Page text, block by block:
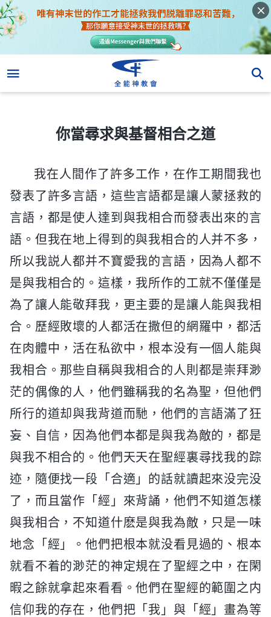
你當尋求與基督相合之道
我在人間作了許多工作，在作工期間我也
發表了許多言語，這些言語都是讓人蒙拯救的
言語，都是使人達到與我相合而發表出來的言
語。但我在地上得到的與我相合的人并不多，
所以我説人都并不寶愛我的言語，因為人都不
是與我相合的。這樣，我所作的工就不僅僅是
為了讓人能敬拜我，更主要的是讓人能與我相
合。歷經敗壞的人都活在撒但的網羅中，都活
在肉體中，活在私欲中，根本没有一個人能與
我相合。那些自稱與我相合的人則都是崇拜渺
茫的偶像的人，他們雖稱我的名為聖，但他們
所行的道却與我背道而馳，他們的言語滿了狂
妄、自信，因為他們本都是與我為敵的，都是
與我不相合的。他們天天在聖經裏尋找我的踪
迹，隨便找一段「合適」的話就讀起來没完没
了，而且當作「經」來背誦，他們不知道怎樣
與我相合，不知道什麽是與我為敵，只是一味
地念「經」。他們把根本就没看見過的、根本
就看不着的渺茫的神定規在了聖經之中，在閑
暇之餘就拿起來看看。他們在聖經的範圍之内
信仰我的存在，他們把「我」與「經」畫為等